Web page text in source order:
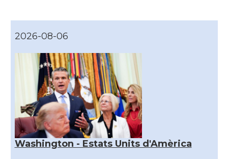
2026-08-06
Washington - Estats Units d'Amèrica